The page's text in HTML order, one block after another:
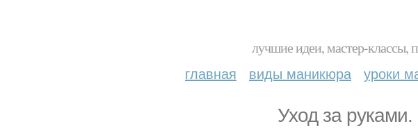
лучшие идеи, мастер-классы,
главная виды маникюра уроки
Уход за руками.